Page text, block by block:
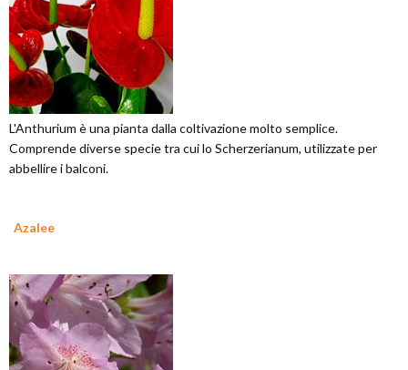
L'Anthurium è una pianta dalla coltivazione molto semplice.
Comprende diverse specie tra cui lo Scherzerianum, utilizzate per
abbellire i balconi.
Azalee